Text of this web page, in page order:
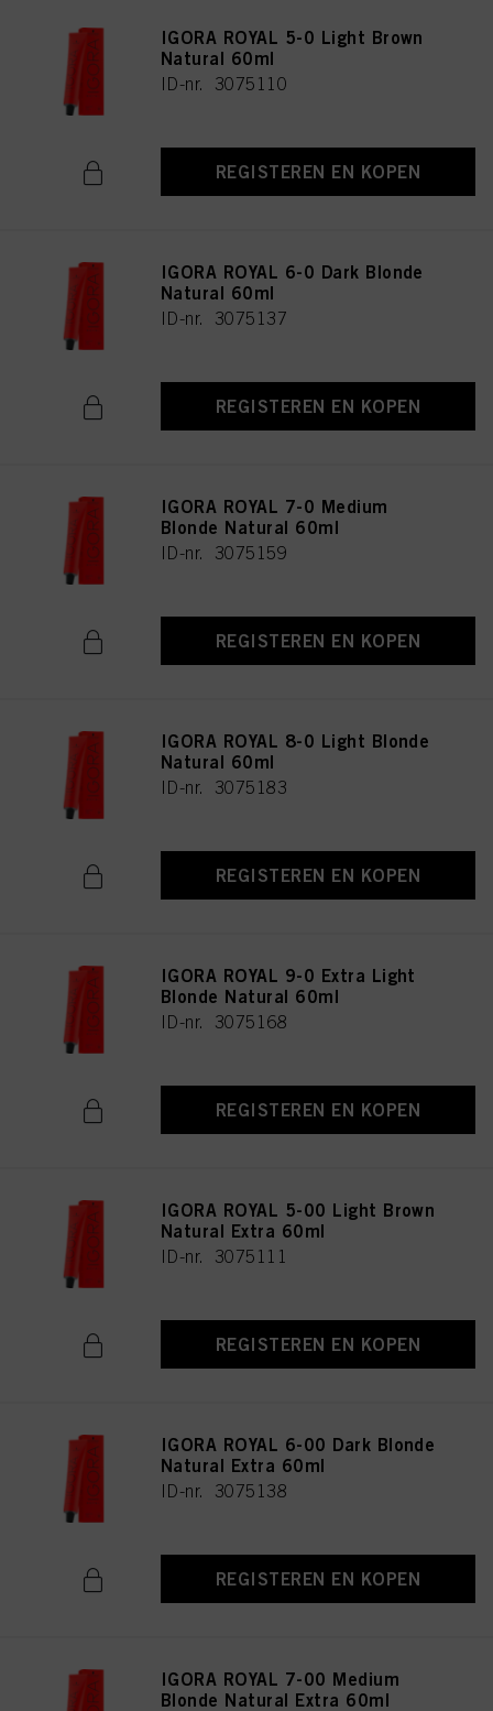
IGORA ROYAL 5-0 Light Brown
Natural 60ml
ID-nr. 3075110
REGISTEREN EN KOPEN
IGORA ROYAL 6-0 Dark Blonde
Natural 60ml
ID-nr. 3075137
REGISTEREN EN KOPEN
IGORA ROYAL 7-0 Medium
Blonde Natural 60ml
ID-nr. 3075159
REGISTEREN EN KOPEN
IGORA ROYAL 8-0 Light Blonde
Natural 60ml
ID-nr. 3075183
REGISTEREN EN KOPEN
IGORA ROYAL 9-0 Extra Light
Blonde Natural 60ml
ID-nr. 3075168
REGISTEREN EN KOPEN
IGORA ROYAL 5-00 Light Brown
Natural Extra 60ml
ID-nr. 3075111
REGISTEREN EN KOPEN
IGORA ROYAL 6-00 Dark Blonde
Natural Extra 60ml
ID-nr. 3075138
REGISTEREN EN KOPEN
IGORA ROYAL 7-00 Medium
Blonde Natural Extra 60ml